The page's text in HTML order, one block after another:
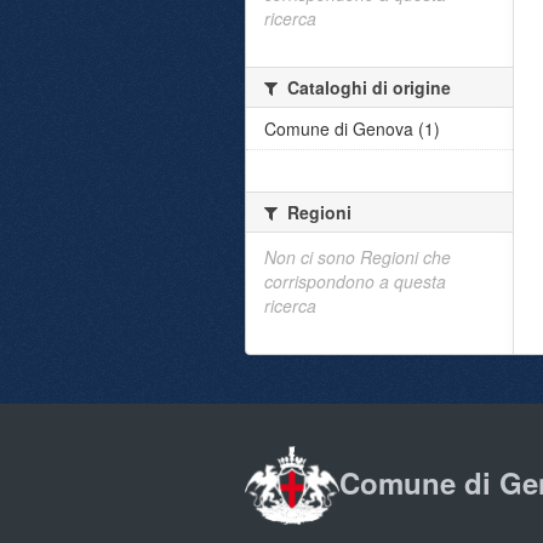
ricerca
Cataloghi di origine
Comune di Genova (1)
Regioni
Non ci sono Regioni che
corrispondono a questa
ricerca
Comune di